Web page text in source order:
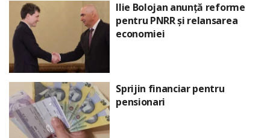
Ilie Bolojan anunță reforme
pentru PNRR și relansarea
economiei
Sprijin financiar pentru
pensionari